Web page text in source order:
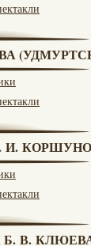
И.
Б. В.